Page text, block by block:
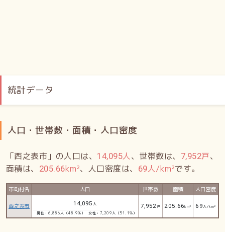
統計データ
人口・世帯数・面積・人口密度
「西之表市」の人口は、 14,095人、世帯数は、 7,952戸、
面積は、
205.66km²、人口密度は、 69人/km²です。
市町村名 人口 世帯数 面積 人口密度
西之表市 14,095 人
男性：6,886人（48.9%）
女性：7,209人（51.1%）
7,952 戸 205.66km² 69 人/km²